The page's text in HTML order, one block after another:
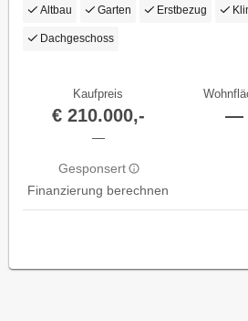
Altbau Garten Erstbezug
Dachgeschoss
Kaufpreis
€ 210.000,-
—
Gesponsert
Finanzierung berechnen
—